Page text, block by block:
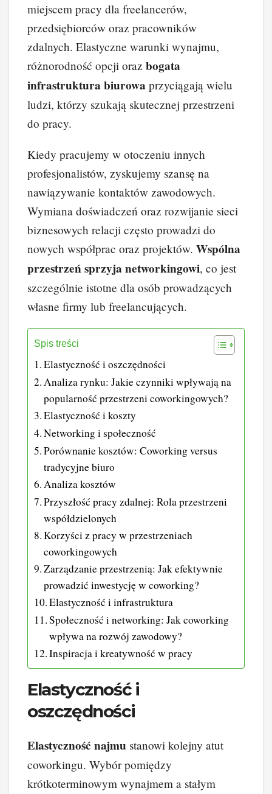
b
o
o
k
st dI
n
t
n
k
miejscem pracy dla freelancerów,
przedsiębiorców oraz pracowników
zdalnych. Elastyczne warunki wynajmu,
różnorodność opcji oraz bogata
infrastruktura biurowa przyciągają wielu
ludzi, którzy szukają skutecznej przestrzeni
do pracy.
Kiedy pracujemy w otoczeniu innych
profesjonalistów, zyskujemy szansę na
nawiązywanie kontaktów zawodowych.
Wymiana doświadczeń oraz rozwijanie sieci
biznesowych relacji często prowadzi do
nowych współprac oraz projektów. Wspólna
przestrzeń sprzyja networkingowi, co jest
szczególnie istotne dla osób prowadzących
własne firmy lub freelancujących.
Spis treści
Elastyczność i oszczędności
Analiza rynku: Jakie czynniki wpływają na
popularność przestrzeni coworkingowych?
Elastyczność i koszty
Networking i społeczność
Porównanie kosztów: Coworking versus
tradycyjne biuro
Analiza kosztów
Przyszłość pracy zdalnej: Rola przestrzeni
współdzielonych
Korzyści z pracy w przestrzeniach
coworkingowych
Zarządzanie przestrzenią: Jak efektywnie
prowadzić inwestycję w coworking?
Elastyczność i infrastruktura
Społeczność i networking: Jak coworking
wpływa na rozwój zawodowy?
Inspiracja i kreatywność w pracy
Elastyczność i
oszczędności
Elastyczność najmu stanowi kolejny atut
coworkingu. Wybór pomiędzy
krótkoterminowym wynajmem a stałym